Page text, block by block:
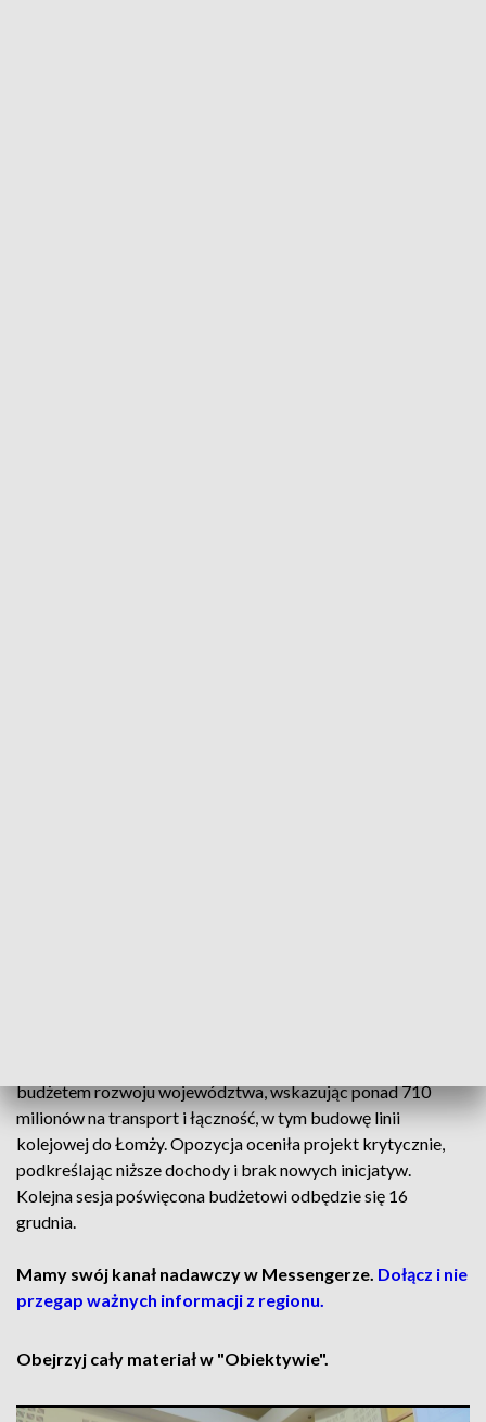
budżetem rozwoju województwa, wskazując ponad 710
milionów na transport i łączność, w tym budowę linii
kolejowej do Łomży. Opozycja oceniła projekt krytycznie,
podkreślając niższe dochody i brak nowych inicjatyw.
Kolejna sesja poświęcona budżetowi odbędzie się 16
grudnia.
Mamy swój kanał nadawczy w Messengerze. Dołącz i nie
przegap ważnych informacji z regionu.
Obejrzyj cały materiał w "Obiektywie".